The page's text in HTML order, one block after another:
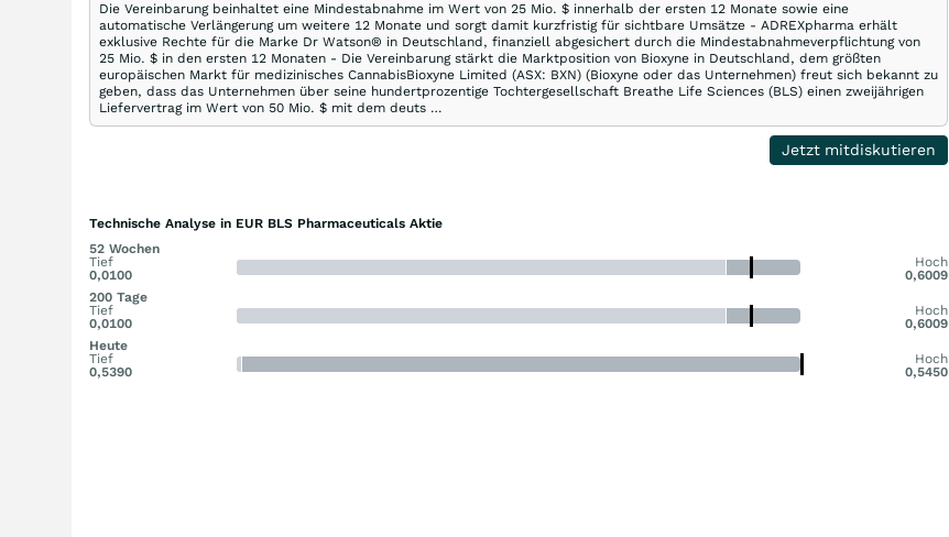
Die Vereinbarung beinhaltet eine Mindestabnahme im Wert von 25 Mio. $ innerhalb der ersten 12 Monate sowie eine
automatische Verlängerung um weitere 12 Monate und sorgt damit kurzfristig für sichtbare Umsätze - ADREXpharma erhält
exklusive Rechte für die Marke Dr Watson® in Deutschland, finanziell abgesichert durch die Mindestabnahmeverpflichtung von
25 Mio. $ in den ersten 12 Monaten - Die Vereinbarung stärkt die Marktposition von Bioxyne in Deutschland, dem größten
europäischen Markt für medizinisches CannabisBioxyne Limited (ASX: BXN) (Bioxyne oder das Unternehmen) freut sich bekannt zu
geben, dass das Unternehmen über seine hundertprozentige Tochtergesellschaft Breathe Life Sciences (BLS) einen zweijährigen
Liefervertrag im Wert von 50 Mio. $ mit dem deuts …
Jetzt mitdiskutieren
Technische Analyse in EUR BLS Pharmaceuticals Aktie
52 Wochen
Tief
0,0100
Hoch
0,6009
200 Tage
Tief
0,0100
Hoch
0,6009
Heute
Tief
0,5390
Hoch
0,5450